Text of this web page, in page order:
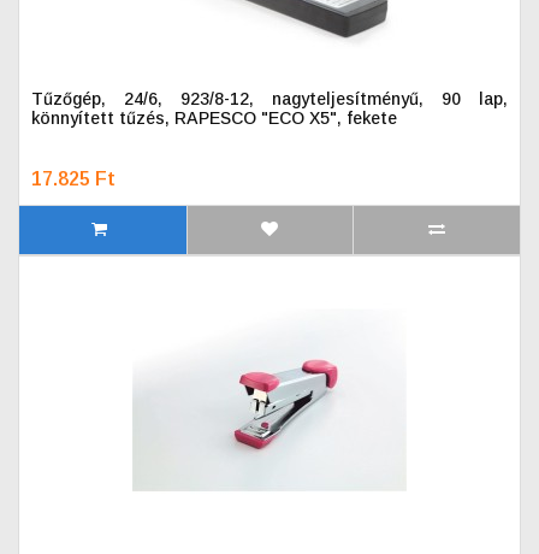
Tűzőgép, 24/6, 923/8-12, nagyteljesítményű, 90 lap,
könnyített tűzés, RAPESCO "ECO X5", fekete
17.825 Ft